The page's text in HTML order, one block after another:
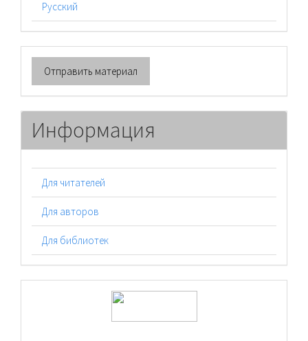
Русский
Отправить
материал
Отправить материал
Информация
Для читателей
Для авторов
Для библиотек